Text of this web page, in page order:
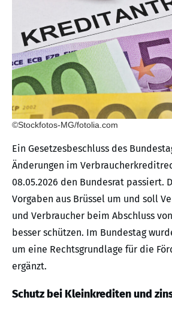
©Stockfotos-MG/fotolia.com
Ein Gesetzesbeschluss des
Änderungen im
08.05.2026 den Bundesrat passiert.
Vorgaben aus Brüssel um und soll
und Verbraucher beim Abschluss
besser schützen. Im Bundestag
um eine Rechtsgrundlage für die
ergänzt.
Schutz bei Kleinkrediten und